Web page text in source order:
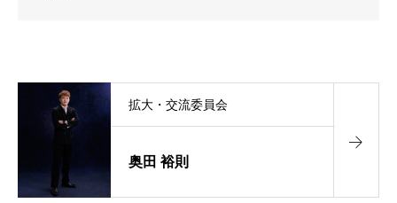
奥田 裕則
拡大・交流委員会